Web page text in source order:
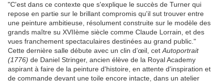
"C'est dans ce contexte que s'explique le succès de Turner qui
repose en partie sur le brillant compromis qu'il sut trouver entre
une peinture ambitieuse, résolument construite sur le modèle des
grands maître su XVIIème siècle comme Claude Lorrain, et des
vues franchement spectaculaires destinées au grand public."
Cette dernière salle débute avec un clin d’œil, cet Autoportrait
(1776) de Daniel Stringer, ancien élève de la Royal Academy
aspirant à faire de la peinture d'histoire, en attente d'inspiration et
de commande devant une toile encore intacte, dans un atelier